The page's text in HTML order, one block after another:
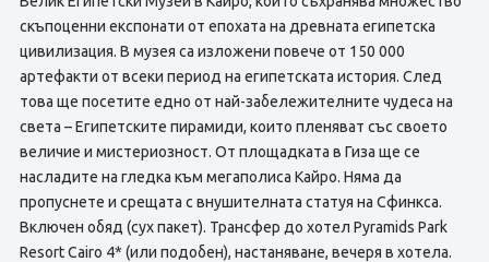
скъпоценни експонати от епохата на древната египетска
цивилизация. В музея са изложени повече от 150 000
артефакти от всеки период на египетската история. След
това ще посетите едно от най-забележителните чудеса на
света – Египетските пирамиди, които пленяват със своето
величие и мистериозност. От площадката в Гиза ще се
насладите на гледка към мегаполиса Кайро. Няма да
пропуснете и срещата с внушителната статуя на Сфинкса.
Включен обяд (сух пакет). Трансфер до хотел Pyramids Park
Resort Cairo 4* (или подобен), настаняване, вечеря в хотела.